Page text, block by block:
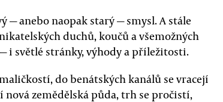
— anebo naopak starý — smysl. A stále
duchů, koučů a všemožných
světlé stránky, výhody a příležitosti.
do benátských kanálů se vracejí
zemědělská půda, trh se pročistí,